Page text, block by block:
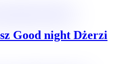
Good night Dżerzi